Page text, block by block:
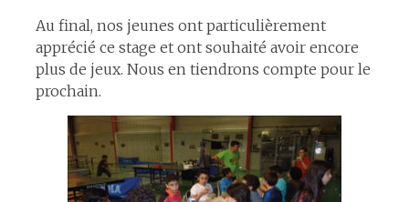
Au final, nos jeunes ont particulièrement
apprécié ce stage et ont souhaité avoir encore
plus de jeux. Nous en tiendrons compte pour le
prochain.